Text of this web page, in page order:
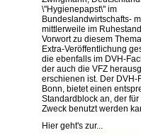
\"Hygienepapst\" im
Bundeslandwirtschafts-
mittlerweile im
Vorwort zu diesem
Extra-Veröffentlichung
die ebenfalls im DVH-
der auch die VFZ
erschienen ist. Der DVH-
Bonn, bietet einen
Standardblock an, der
Zweck benutzt werden
Hier geht's zur...